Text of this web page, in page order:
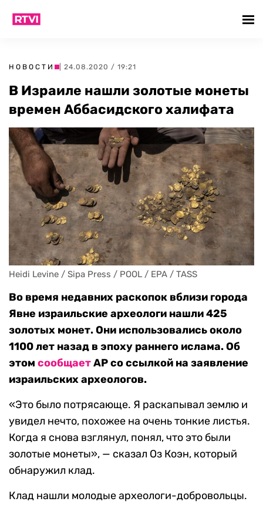
НОВОСТИ | 24.08.2020 / 19:21
В Израиле нашли золотые монеты
времен Аббасидского халифата
Heidi Levine / Sipa Press / POOL / EPA / TASS
Во время недавних раскопок вблизи города
Явне израильские археологи нашли 425
золотых монет. Они использовались около
1100 лет назад в эпоху раннего ислама. Об
этом сообщаетAP со ссылкой на заявление
израильских археологов.
«Это было потрясающе. Я раскапывал землю и
увидел нечто, похожее на очень тонкие листья.
Когда я снова взглянул, понял, что это были
золотые монеты», — сказал Оз Коэн, который
обнаружил клад.
Клад нашли молодые археологи-добровольцы.